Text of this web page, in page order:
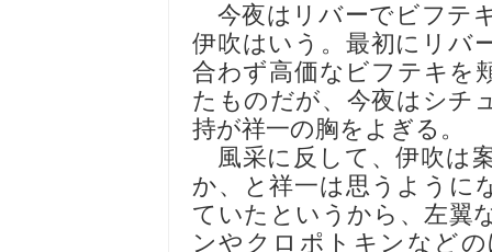
今夜はリバーでビフテ
伊吹はいう。最初にリバ
合わず高価なビフテキを
たものだが、今夜はシチ
持が祥一の胸をよぎる。
風采に反して、伊吹は
か、と祥一は思うように
ていたというから、左翼
ンやクロポトキンなど